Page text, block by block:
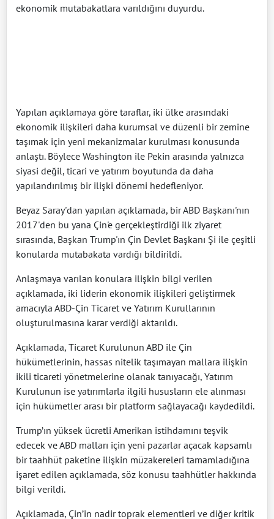
ekonomik mutabakatlara varıldığını duyurdu.
Yapılan açıklamaya göre taraflar, iki ülke arasındaki
ekonomik ilişkileri daha kurumsal ve düzenli bir zemine
taşımak için yeni mekanizmalar kurulması konusunda
anlaştı. Böylece Washington ile Pekin arasında yalnızca
siyasi değil, ticari ve yatırım boyutunda da daha
yapılandırılmış bir ilişki dönemi hedefleniyor.
Beyaz Saray'dan yapılan açıklamada, bir ABD Başkanı'nın
2017'den bu yana Çin'e gerçekleştirdiği ilk ziyaret
sırasında, Başkan Trump'ın Çin Devlet Başkanı Şi ile çeşitli
konularda mutabakata vardığı bildirildi.
Anlaşmaya varılan konulara ilişkin bilgi verilen
açıklamada, iki liderin ekonomik ilişkileri geliştirmek
amacıyla ABD-Çin Ticaret ve Yatırım Kurullarının
oluşturulmasına karar verdiği aktarıldı.
Açıklamada, Ticaret Kurulunun ABD ile Çin
hükümetlerinin, hassas nitelik taşımayan mallara ilişkin
ikili ticareti yönetmelerine olanak tanıyacağı, Yatırım
Kurulunun ise yatırımlarla ilgili hususların ele alınması
için hükümetler arası bir platform sağlayacağı kaydedildi.
Trump’ın yüksek ücretli Amerikan istihdamını teşvik
edecek ve ABD malları için yeni pazarlar açacak kapsamlı
bir taahhüt paketine ilişkin müzakereleri tamamladığına
işaret edilen açıklamada, söz konusu taahhütler hakkında
bilgi verildi.
Açıklamada, Çin’in nadir toprak elementleri ve diğer kritik